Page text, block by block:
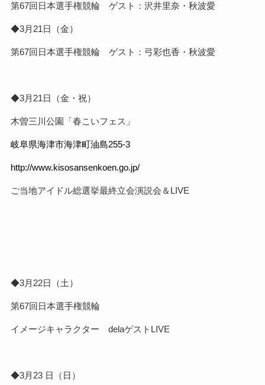
第67回日本選手権競輪 ゲスト：沢井里奈・秋波愛
◆3月21日（金）
第67回日本選手権競輪 ゲスト：弓彩也香・秋波愛
◆3月21日（金・祝）
木曽三川公園「春こいフェス」
岐阜県海津市海津町油島255-3
http://www.kisosansenkoen.go.jp/
ご当地アイドル総選挙最終立会演説会＆LIVE
◆3月22日（土）
第67回日本選手権競輪
イメージキャラクター delaゲストLIVE
◆3月23 日（日 ）